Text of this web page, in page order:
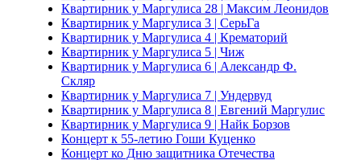
Квартирник у Маргулиса 28 | Максим Леонидов
Квартирник у Маргулиса 3 | СерьГа
Квартирник у Маргулиса 4 | Крематорий
Квартирник у Маргулиса 5 | Чиж
Квартирник у Маргулиса 6 | Александр Ф.
Скляр
Квартирник у Маргулиса 7 | Ундервуд
Квартирник у Маргулиса 8 | Евгений Маргулис
Квартирник у Маргулиса 9 | Найк Борзов
Концерт к 55-летию Гоши Куценко
Концерт ко Дню защитника Отечества